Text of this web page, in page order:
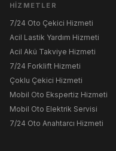
HIZMETLER
7/24 Oto Çekici Hizmeti
Acil Lastik Yardım Hizmeti
Acil Akü Takviye Hizmeti
7/24 Forklift Hizmeti
Çoklu Çekici Hizmeti
Mobil Oto Ekspertiz Hizmeti
Mobil Oto Elektrik Servisi
7/24 Oto Anahtarcı Hizmeti